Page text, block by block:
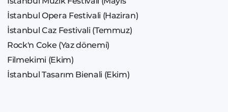
İstanbul Opera Festivali (Haziran)
İstanbul Caz Festivali (Temmuz)
Rock'n Coke (Yaz dönemi)
Filmekimi (Ekim)
İstanbul Tasarım Bienali (Ekim)